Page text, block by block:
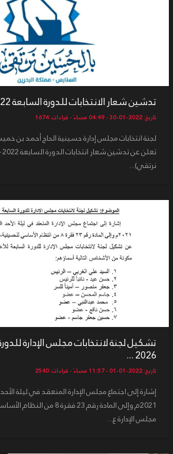
تدشين شعار الانتخابات للدورة السابعة 2022 - 2026 ...
تاريخ: 2022-01-30 - 04:49 مساءً - قراءات: 1674
لجنة انتخابات مجلس إدارة حسينية الحاج أحمد بن
نرتقي)...
2026 ...
تاريخ: 2022-01-01 - 11:57 مساءً - قراءات: 2540
2021م وإلى المادة رقم 23
مجلس الإدارة ع...